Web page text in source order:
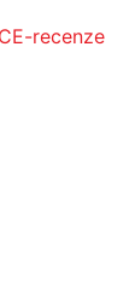
recenze